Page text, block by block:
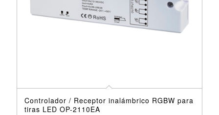
Controlador / Receptor inalámbrico RGBW para
tiras LED OP-2110EA